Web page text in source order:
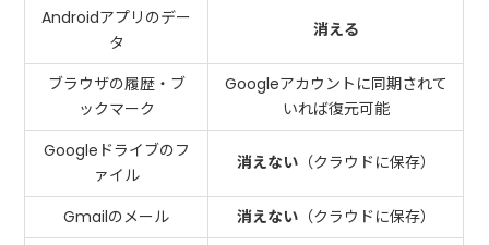
Androidアプリのデー
タ
消える
ブラウザの履歴・ブ
ックマーク
Googleアカウントに同期されて
いれば復元可能
Googleドライブのフ
ァイル
消えない（クラウドに保存）
Gmailのメール 消えない（クラウドに保存）